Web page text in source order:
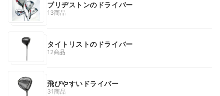
ブリヂストンのドライバー
13商品
タイトリストのドライバー
12商品
飛びやすいドライバー
31商品